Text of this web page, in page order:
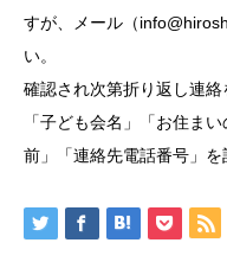
すが、メール（
い。
確認され次第折り返し連
「子ども会名」「お住ま
前」「連絡先電話番号」を